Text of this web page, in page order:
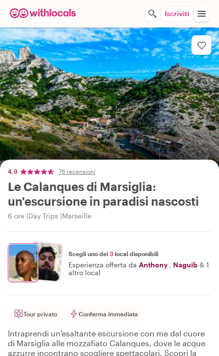
Iscriviti
4,9 76 recensioni
Le Calanques di Marsiglia:
un'escursione in paradisi nascosti
6 ore Day Trips Marseille
Scegli uno dei 3 local disponibili
Esperienza offerta da Anthony , Naguib & 1
altro local
Tour privato Conferma immediata
Intraprendi un'esaltante escursione con me dal cuore
di Marsiglia alle mozzafiato Calanques, dove le acque
azzurre incontrano scogliere spettacolari. Scopri la